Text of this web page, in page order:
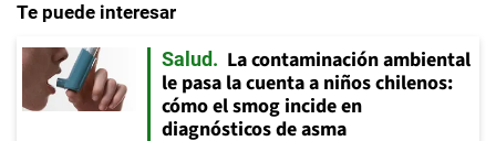
Te puede interesar
Salud
La contaminación ambiental
le pasa la cuenta a niños chilenos:
cómo el smog incide en
diagnósticos de asma